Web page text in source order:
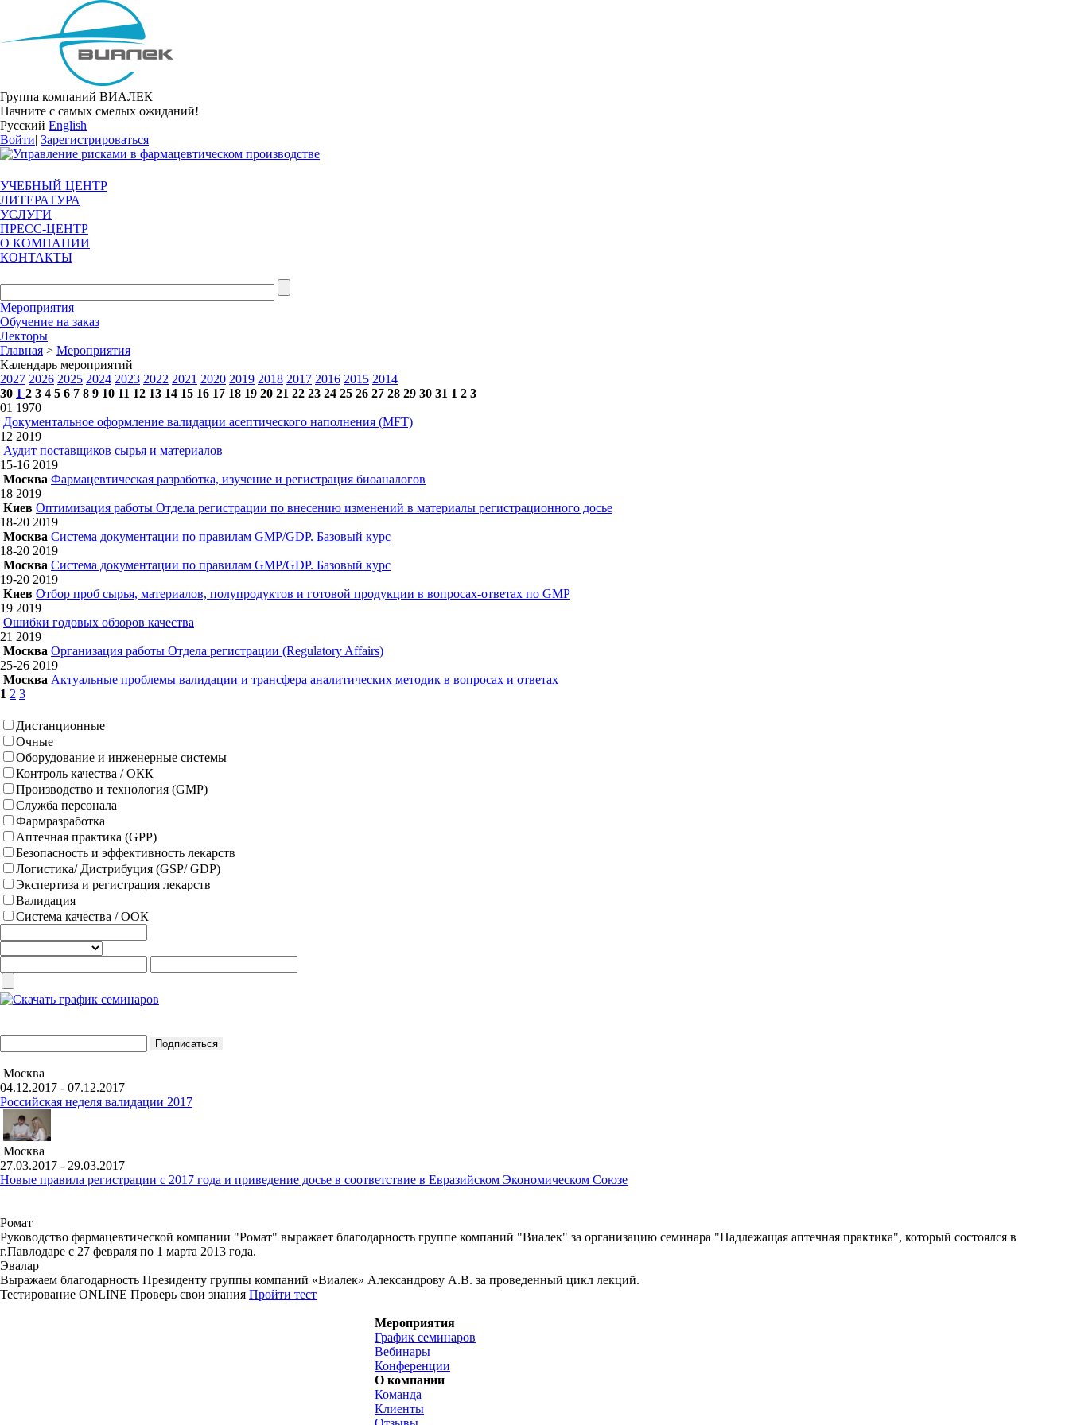
Группа компаний ВИАЛЕК
Начните с самых смелых ожиданий!
Русский English
Войти| Зарегистрироваться
УЧЕБНЫЙ ЦЕНТР
ЛИТЕРАТУРА
УСЛУГИ
ПРЕСС-ЦЕНТР
О КОМПАНИИ
КОНТАКТЫ
Мероприятия
Обучение на заказ
Лекторы
Главная > Мероприятия
Календарь мероприятий
2027 2026 2025 2024 2023 2022 2021 2020 2019 2018 2017 2016 2015 2014
30 1 2 3 4 5 6 7 8 9 10 11 12 13 14 15 16 17 18 19 20 21 22 23 24 25 26 27 28 29 30 31 1 2 3
01 1970
Документальное оформление валидации асептического наполнения (MFT)
12 2019
Аудит поставщиков сырья и материалов
15-16 2019
Москва Фармацевтическая разработка, изучение и регистрация биоаналогов
18 2019
Киев Оптимизация работы Отдела регистрации по внесению изменений в материалы регистрационного досье
18-20 2019
Москва Система документации по правилам GMP/GDP. Базовый курс
18-20 2019
Москва Система документации по правилам GMP/GDP. Базовый курс
19-20 2019
Киев Отбор проб сырья, материалов, полупродуктов и готовой продукции в вопросах-ответах по GMP
19 2019
Ошибки годовых обзоров качества
21 2019
Москва Организация работы Отдела регистрации (Regulatory Affairs)
25-26 2019
Москва Актуальные проблемы валидации и трансфера аналитических методик в вопросах и ответах
1 2 3
Дистанционные
Очные
Оборудование и инженерные системы
Контроль качества / ОКК
Производство и технология (GMP)
Служба персонала
Фармразработка
Аптечная практика (GPP)
Безопасность и эффективность лекарств
Логистика/ Дистрибуция (GSP/ GDP)
Экспертиза и регистрация лекарств
Валидация
Система качества / ООК
Москва
04.12.2017 - 07.12.2017
Российская неделя валидации 2017
Москва
27.03.2017 - 29.03.2017
Новые правила регистрации c 2017 года и приведение досье в соответствие в Евразийском Экономическом Союзе
Ромат
Руководство фармацевтической компании "Ромат" выражает благодарность группе компаний "Виалек" за организацию семинара "Надлежащая аптечная практика", который состоялся в
г.Павлодаре с 27 февраля по 1 марта 2013 года.
Эвалар
Выражаем благодарность Президенту группы компаний «Виалек» Александрову А.В. за проведенный цикл лекций.
Тестирование ONLINE Проверь свои знания Пройти тест
Мероприятия
График семинаров
Вебинары
Конференции
О компании
Команда
Клиенты